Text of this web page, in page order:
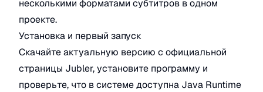
несколькими форматами субтитров в одном
проекте.
Установка и первый запуск
Скачайте актуальную версию с официальной
страницы Jubler, установите программу и
проверьте, что в системе доступна Java Runtime